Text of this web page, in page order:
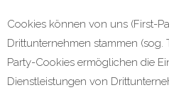
Cookies können von uns (First-
Drittunternehmen stammen
Party-Cookies ermöglichen die
Dienstleistungen von